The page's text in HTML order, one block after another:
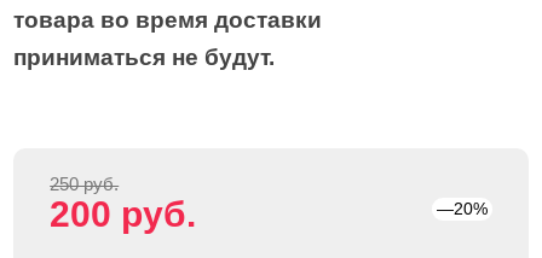
товара во время доставки
приниматься не будут.
250 руб.
200 руб. —20%